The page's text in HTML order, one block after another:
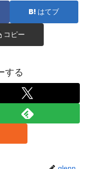
はてブ
コピー
する